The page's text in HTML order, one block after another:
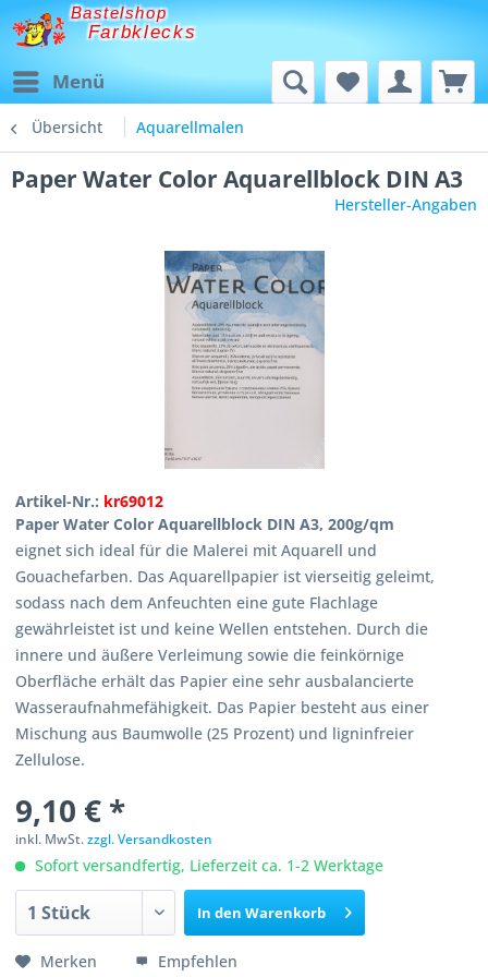
Bastelshop
Farbklecks
Menü
Übersicht Aquarellmalen
Paper Water Color Aquarellblock DIN A3
Hersteller-Angaben
Artikel-Nr.: kr69012
Paper Water Color Aquarellblock DIN A3, 200g/qm
eignet sich ideal für die Malerei mit Aquarell und
Gouachefarben. Das Aquarellpapier ist vierseitig geleimt,
sodass nach dem Anfeuchten eine gute Flachlage
gewährleistet ist und keine Wellen entstehen. Durch die
innere und äußere Verleimung sowie die feinkörnige
Oberfläche erhält das Papier eine sehr ausbalancierte
Wasseraufnahmefähigkeit. Das Papier besteht aus einer
Mischung aus Baumwolle (25 Prozent) und ligninfreier
Zellulose.
9,10 € *
inkl. MwSt.zzgl. Versandkosten
Sofort versandfertig, Lieferzeit ca. 1-2 Werktage
In den Warenkorb
Merken Empfehlen